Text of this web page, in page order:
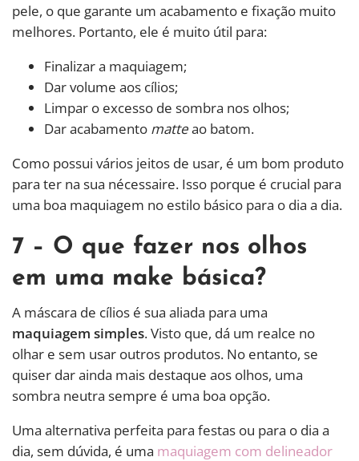
pele, o que garante um acabamento e fixação muito
melhores. Portanto, ele é muito útil para:
Finalizar a maquiagem;
Dar volume aos cílios;
Limpar o excesso de sombra nos olhos;
Dar acabamento matteao batom.
Como possui vários jeitos de usar, é um bom produto
para ter na sua nécessaire. Isso porque é crucial para
uma boa maquiagem no estilo básico para o dia a dia.
7 – O que fazer nos olhos
em uma make básica?
A máscara de cílios é sua aliada para uma
maquiagem simples. Visto que, dá um realce no
olhar e sem usar outros produtos. No entanto, se
quiser dar ainda mais destaque aos olhos, uma
sombra neutra sempre é uma boa opção.
Uma alternativa perfeita para festas ou para o dia a
dia, sem dúvida, é uma maquiagem com delineador